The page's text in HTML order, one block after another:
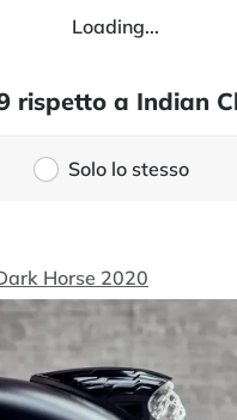
Loading...
rispetto a Indian
Solo lo stesso
Horse 2020